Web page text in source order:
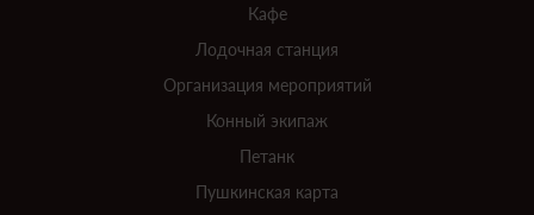
Кафе
Лодочная станция
Организация мероприятий
Конный экипаж
Петанк
Пушкинская карта